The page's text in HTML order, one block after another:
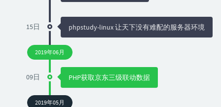
15日 phpstudy-linux 让天下没有难配的服务器环境
2019年06月
09日 PHP获取京东三级联动数据
2019年05月